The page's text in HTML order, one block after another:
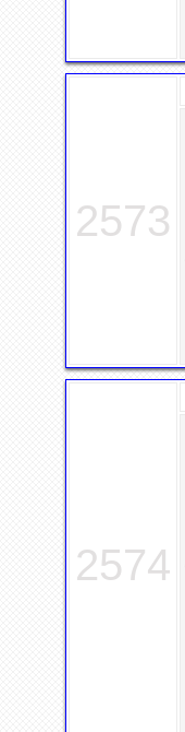
2573
2574